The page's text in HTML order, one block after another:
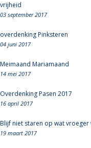
vrijheid
03 september 2017
overdenking Pinksteren
04 juni 2017
Meimaand Mariamaand
14 mei 2017
Overdenking Pasen 2017
16 april 2017
Blijf niet staren op wat vroeger
19 maart 2017